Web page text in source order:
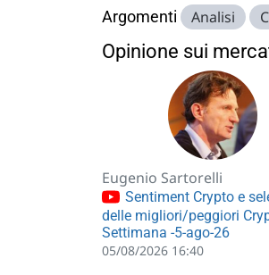
Argomenti Analisi
Opinione sui
Eugenio Sartorelli
Sentiment Crypto e
delle migliori/peggiori
Settimana -5-ago-26
05/08/2026 16:40